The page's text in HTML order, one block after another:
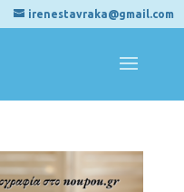
irenestavraka@gmail.com